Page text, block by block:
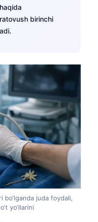
birinchi
bo‘lganda juda foydali,
yo‘llarini